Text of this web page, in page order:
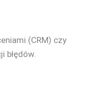
(CRM) czy
błędów.